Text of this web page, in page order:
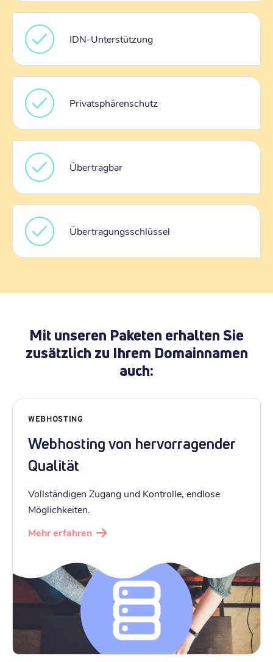
IDN-Unterstützung
Privatsphärenschutz
Übertragbar
Übertragungsschlüssel
Mit unseren Paketen erhalten Sie
zusätzlich zu Ihrem Domainnamen
auch:
WEBHOSTING
Webhosting von hervorragender
Qualität
Vollständigen Zugang und Kontrolle, endlose
Möglichkeiten.
Mehr erfahren